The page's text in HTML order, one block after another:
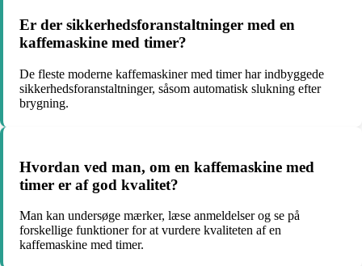
Er der sikkerhedsforanstaltninger med en
kaffemaskine med timer?
De fleste moderne kaffemaskiner med timer har indbyggede
sikkerhedsforanstaltninger, såsom automatisk slukning efter
brygning.
Hvordan ved man, om en kaffemaskine med
timer er af god kvalitet?
Man kan undersøge mærker, læse anmeldelser og se på
forskellige funktioner for at vurdere kvaliteten af en
kaffemaskine med timer.